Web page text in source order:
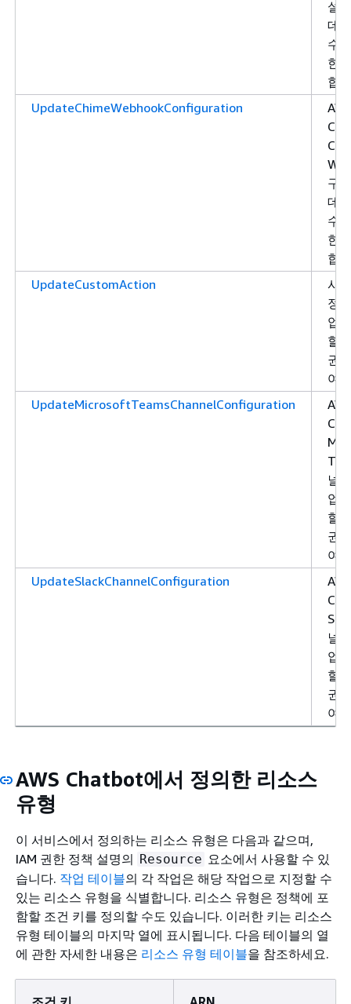
설
데
수
한
합
UpdateChimeWebhookConfiguration
구
데
수
한
합
UpdateCustomAction
사
정
업
할
권
여
UpdateMicrosoftTeamsChannelConfiguration
널
업
할
권
여
UpdateSlackChannelConfiguration
널
업
할
권
여
AWS Chatbot에서 정의한 리소스
유형
이 서비스에서 정의하는 리소스 유형은 다음과 같으며,
IAM 권한 정책 설명의 Resource 요소에서 사용할 수 있
습니다. 작업 테이블의 각 작업은 해당 작업으로 지정할 수
있는 리소스 유형을 식별합니다. 리소스 유형은 정책에 포
함할 조건 키를 정의할 수도 있습니다. 이러한 키는 리소스
유형 테이블의 마지막 열에 표시됩니다. 다음 테이블의 열
에 관한 자세한 내용은 리소스 유형 테이블을 참조하세요.